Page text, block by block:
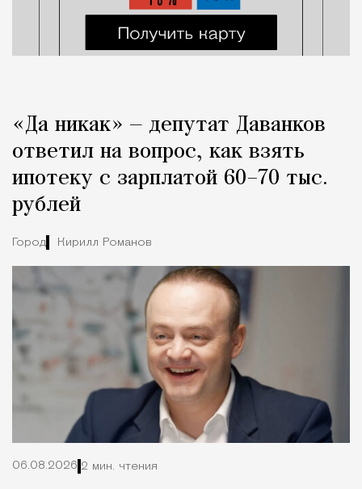
«Да никак» — депутат Даванков
ответил на вопрос, как взять
ипотеку с зарплатой 60–70 тыс.
рублей
Город Кирилл Романов
06.08.2026 2 мин. чтения